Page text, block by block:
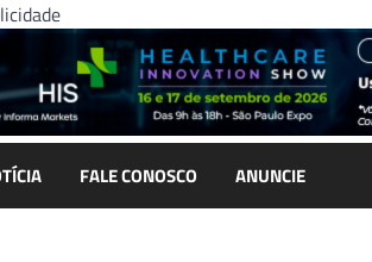
FALE CONOSCO ANUNCIE